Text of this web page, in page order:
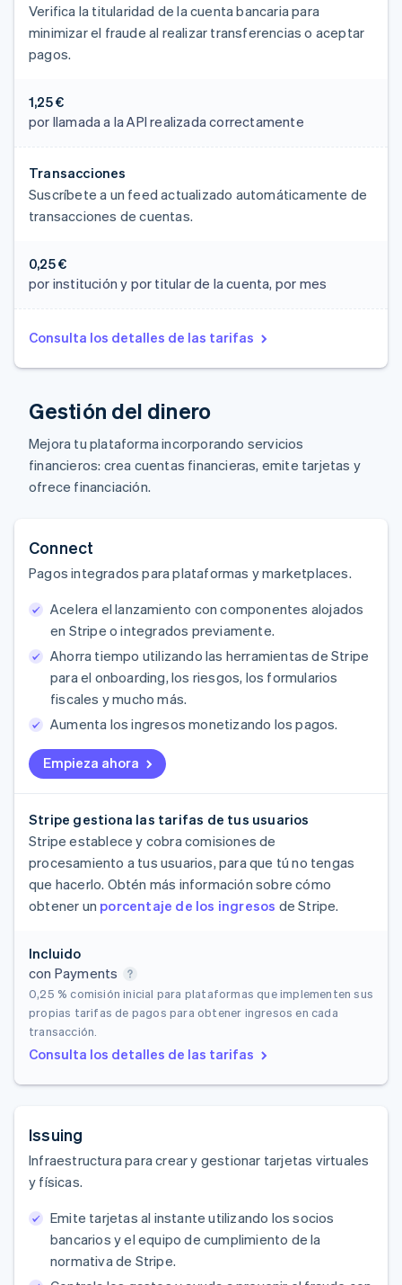
Verifica la titularidad de la cuenta bancaria para
minimizar el fraude al realizar transferencias o aceptar
pagos.
1,25 €
por llamada a la API realizada correctamente
Transacciones
Suscríbete a un feed actualizado automáticamente de
transacciones de cuentas.
0,25 €
por institución y por titular de la cuenta, por mes
Consulta los detalles de las tarifas
Gestión del dinero
Mejora tu plataforma incorporando servicios
financieros: crea cuentas financieras, emite tarjetas y
ofrece financiación.
Connect
Pagos integrados para plataformas y marketplaces.
Empieza ahora
Acelera el lanzamiento con componentes alojados
en Stripe o integrados previamente.
Ahorra tiempo utilizando las herramientas de Stripe
para el onboarding, los riesgos, los formularios
fiscales y mucho más.
Aumenta los ingresos monetizando los pagos.
Stripe gestiona las tarifas de tus usuarios
Stripe establece y cobra comisiones de
procesamiento a tus usuarios, para que tú no tengas
que hacerlo. Obtén más información sobre cómo
obtener un porcentaje de los ingresos de Stripe.
Incluido
con Payments
0,25 %comisión inicial para plataformas que implementen sus
propias tarifas de pagos para obtener ingresos en cada
transacción.
Consulta los detalles de las tarifas
Issuing
Infraestructura para crear y gestionar tarjetas virtuales
y físicas.
Emite tarjetas al instante utilizando los socios
bancarios y el equipo de cumplimiento de la
normativa de Stripe.